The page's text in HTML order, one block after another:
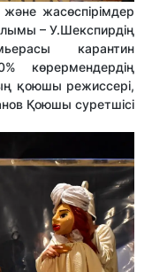
жасөспірімдер
– У.Шекспирдің
карантин
көрермендердің
қоюшы режиссері,
Қоюшы суретшісі